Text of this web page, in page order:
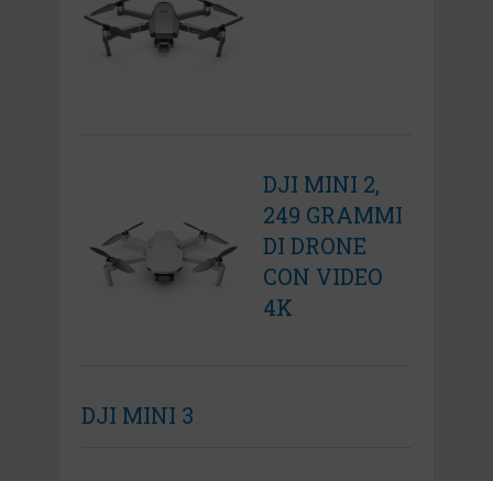
DJI MINI 2,
249 GRAMMI
DI DRONE
CON VIDEO
4K
DJI MINI 3